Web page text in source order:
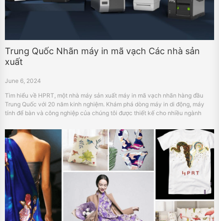
Trung Quốc Nhãn máy in mã vạch Các nhà sản
xuất
June 6, 2024
Tìm hiểu về HPRT, một nhà máy sản xuất máy in mã vạch nhãn hàng đầu
Trung Quốc với 20 năm kinh nghiệm. Khám phá dòng máy in di động, máy
tính để bàn và công nghiệp của chúng tôi được thiết kế cho nhiều ngành